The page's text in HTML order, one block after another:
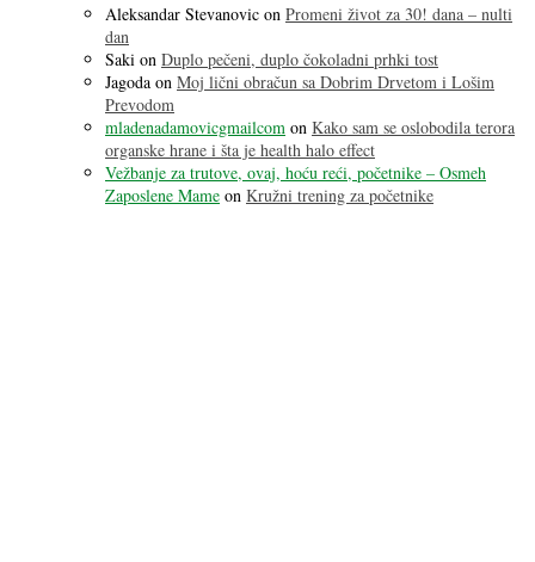
Aleksandar Stevanovic on Promeni život za 30! dana – nulti
dan
Saki on Duplo pečeni, duplo čokoladni prhki tost
Jagoda on Moj lični obračun sa Dobrim Drvetom i Lošim
Prevodom
mladenadamovicgmailcom on Kako sam se oslobodila terora
organske hrane i šta je health halo effect
Vežbanje za trutove, ovaj, hoću reći, početnike – Osmeh
Zaposlene Mame on Kružni trening za početnike